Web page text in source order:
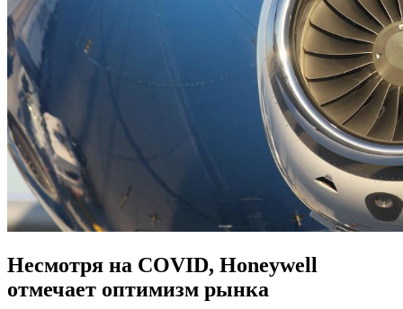
Несмотря на COVID, Honeywell
отмечает оптимизм рынка